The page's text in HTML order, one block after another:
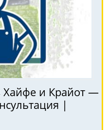
Хайфе и Крайот —
|